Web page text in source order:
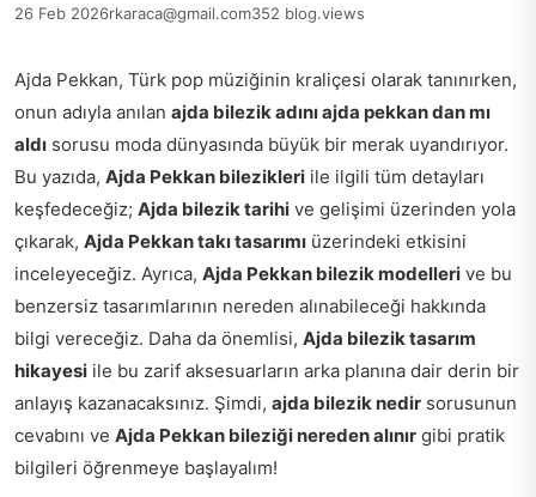
26 Feb 2026rkaraca@gmail.com352 blog.views
Ajda Pekkan, Türk pop müziğinin kraliçesi olarak tanınırken,
onun adıyla anılan ajda bilezik adını ajda pekkan dan mı
aldı sorusu moda dünyasında büyük bir merak uyandırıyor.
Bu yazıda, Ajda Pekkan bilezikleri ile ilgili tüm detayları
keşfedeceğiz; Ajda bilezik tarihi ve gelişimi üzerinden yola
çıkarak, Ajda Pekkan takı tasarımı üzerindeki etkisini
inceleyeceğiz. Ayrıca, Ajda Pekkan bilezik modelleri ve bu
benzersiz tasarımlarının nereden alınabileceği hakkında
bilgi vereceğiz. Daha da önemlisi, Ajda bilezik tasarım
hikayesi ile bu zarif aksesuarların arka planına dair derin bir
anlayış kazanacaksınız. Şimdi, ajda bilezik nedir sorusunun
cevabını ve Ajda Pekkan bileziği nereden alınır gibi pratik
bilgileri öğrenmeye başlayalım!